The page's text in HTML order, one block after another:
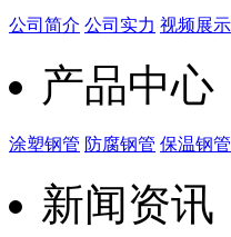
公司简介 公司实力 视频展示
产品中心
涂塑钢管 防腐钢管 保温钢管
新闻资讯